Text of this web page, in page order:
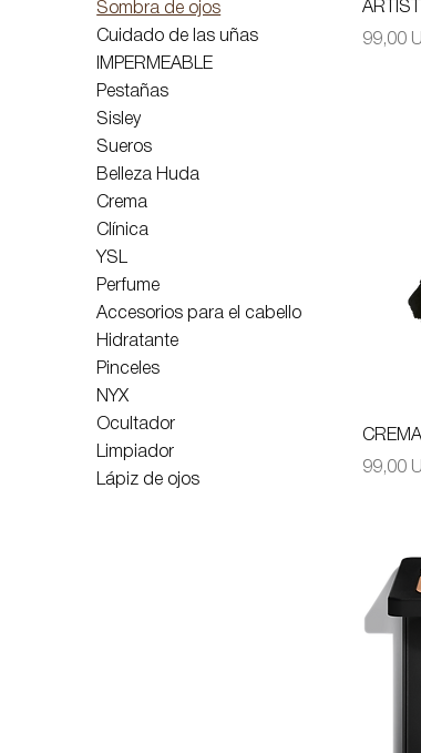
Sombra de ojos
Cuidado de las uñas
IMPERMEABLE
Pestañas
Sisley
Sueros
Belleza Huda
Crema
Clínica
YSL
Perfume
Accesorios para el cabello
Hidratante
Pinceles
NYX
Ocultador
Limpiador
Lápiz de ojos
Precio
99,00
Precio
99,00